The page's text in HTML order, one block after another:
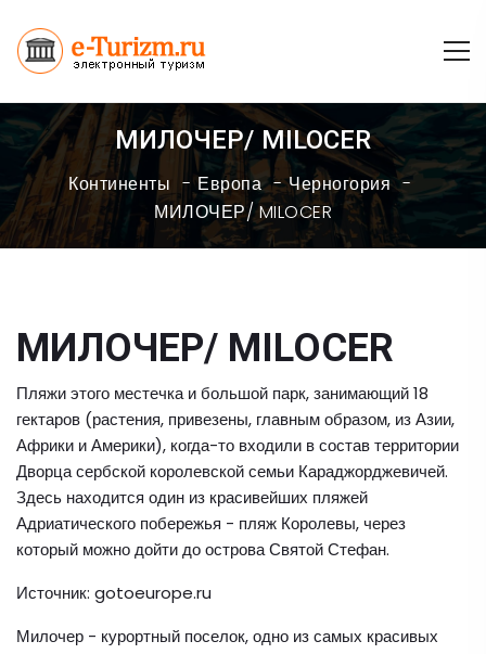
МИЛОЧЕР/ MILOCER
Континенты Европа
Черногория
МИЛОЧЕР/ MILOCER
МИЛОЧЕР/ MILOCER
Пляжи этого местечка и большой парк, занимающий 18
гектаров (растения, привезены, главным образом, из Азии,
Африки и Америки), когда-то входили в состав территории
Дворца сербской королевской семьи Караджорджевичей.
Здесь находится один из красивейших пляжей
Адриатического побережья - пляж Королевы, через
который можно дойти до острова Святой Стефан.
Источник: gotoeurope.ru
Милочер - курортный поселок, одно из самых красивых